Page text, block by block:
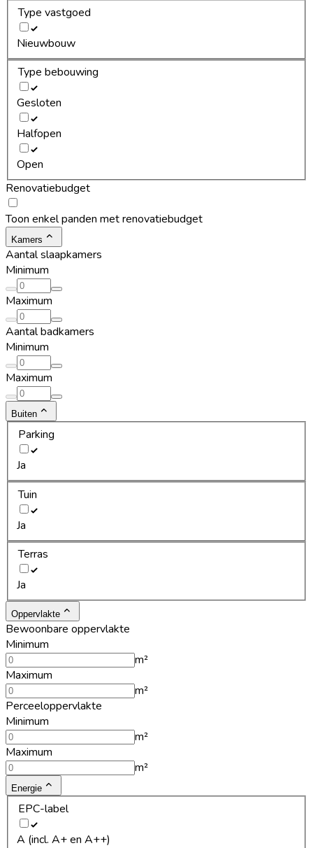
Type vastgoed
Nieuwbouw
Type bebouwing
Gesloten
Halfopen
Open
Renovatiebudget
Toon enkel panden met renovatiebudget
Kamers
Aantal slaapkamers
Minimum
Maximum
Aantal badkamers
Minimum
Maximum
Buiten
Parking
Ja
Tuin
Ja
Terras
Ja
Oppervlakte
Bewoonbare oppervlakte
Minimum
m²
Maximum
m²
Perceeloppervlakte
Minimum
m²
Maximum
m²
Energie
EPC-label
A (incl. A+ en A++)